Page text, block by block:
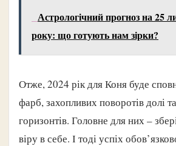
Астрологічний прогноз на 25
року: що готують нам зірки?
Отже, 2024 рік для Коня буде
фарб, захопливих поворотів долі
горизонтів. Головне для них –
віру в себе. І тоді успіх